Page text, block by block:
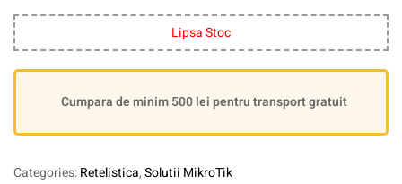
Lipsa Stoc
Cumpara de minim 500 lei pentru transport gratuit
Categories:Retelistica,Solutii MikroTik